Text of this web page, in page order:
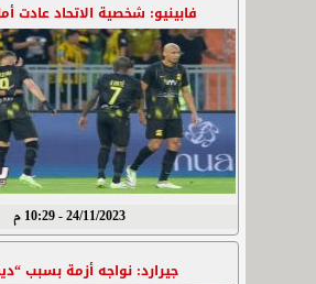
فابينيو: شخصية الاتحاد عادت
24/11/2023 - 10:29 م
جيرارد: نواجه أزمة بسبب